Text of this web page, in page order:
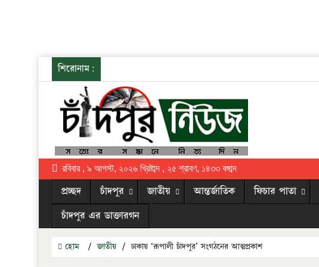
শিরোনাম:
রবিবার , ৯ আগস্ট, ২০২৬ খ্রিষ্টাব্দ , ২৫ শ্রাবণ, ১৪৩৩ বঙ্গাব্দ
প্রচ্ছদ চাঁদপুর জাতীয় আন্তর্জাতিক ফিচার পাতা
চাঁদপুর এর ডাক্তারগন
হোম / জাতীয় / ঢাকায় ‘রূপালী চাঁদপুর’ সংগঠনের আত্মপ্রকাশ